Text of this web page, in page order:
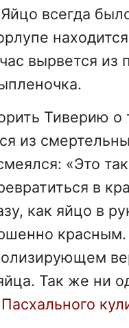
всегда
вырвется из
Тиверию о
из
«Это
в
как яйцо в
Так же ни
Пасхального